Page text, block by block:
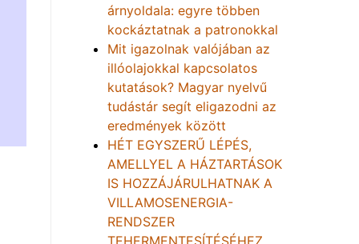
árnyoldala: egyre többen
kockáztatnak a patronokkal
Mit igazolnak valójában az
illóolajokkal kapcsolatos
kutatások? Magyar nyelvű
tudástár segít eligazodni az
eredmények között
HÉT EGYSZERŰ LÉPÉS,
AMELLYEL A HÁZTARTÁSOK
IS HOZZÁJÁRULHATNAK A
VILLAMOSENERGIA-
RENDSZER
TEHERMENTESÍTÉSÉHEZ